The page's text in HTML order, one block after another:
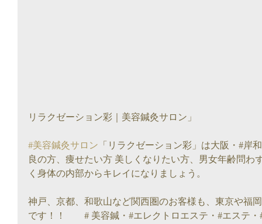
リラクゼーション彩｜美容鍼灸サロン」
#美容鍼灸サロン 「リラクゼーション彩」は大阪・#岸
良の方、痩せたい方 美しくなりたい方、男女年齢問わ
く身体の内部からキレイになりましょう。
神戸、京都、和歌山など関西圏のお客様も、東京や福
です！！　　# 美容鍼・#エレクトロエステ・#エステ